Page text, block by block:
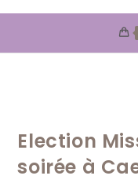
Election
soirée à